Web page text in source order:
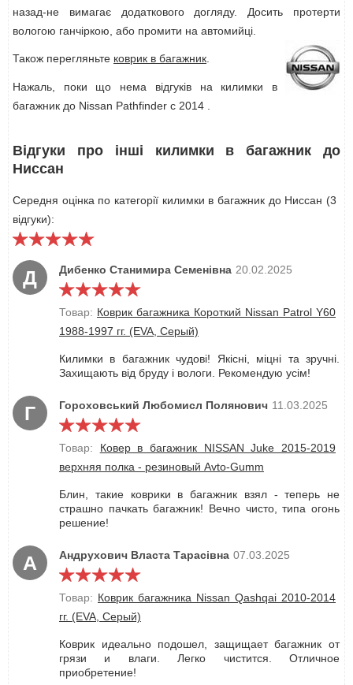
назад-не вимагає додаткового догляду. Досить протерти
вологою ганчіркою, або промити на автомийці.
Також перегляньте коврик в багажник
Нажаль, поки що нема відгуків на килимки в
багажник до Nissan Pathfinder с 2014 .
Відгуки про інші килимки в багажник до
Ниссан
Середня оцінка по категорії килимки в багажник до Ниссан (3
відгуки):
Д Дибенко Станимира Семенівна 20.02.2025
Товар: Коврик багажника Короткий Nissan Patrol Y60
1988-1997 гг. (EVA, Серый)
Килимки в багажник чудові! Якісні, міцні та зручні.
Захищають від бруду і вологи. Рекомендую усім!
Г Гороховський Любомисл Полянович 11.03.2025
Товар: Ковер в багажник NISSAN Juke 2015-2019
верхняя полка - резиновый Avto-Gumm
Блин, такие коврики в багажник взял - теперь не
страшно пачкать багажник! Вечно чисто, типа огонь
решение!
А Андрухович Власта Тарасівна 07.03.2025
Товар: Коврик багажника Nissan Qashqai 2010-2014
гг. (EVA, Серый)
Коврик идеально подошел, защищает багажник от
грязи и влаги. Легко чистится. Отличное
приобретение!